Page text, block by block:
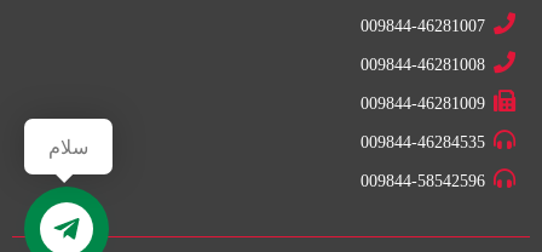
009844-46281007
009844-46281008
009844-46281009
009844-46284535
009844-58542596
تماس با ما
سلام